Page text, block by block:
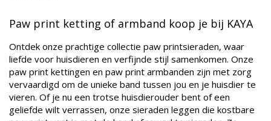
Paw print ketting of armband koop je bij KAYA
Ontdek onze prachtige collectie paw printsieraden, waar
liefde voor huisdieren en verfijnde stijl samenkomen. Onze
paw print kettingen en paw print armbanden zijn met zorg
vervaardigd om de unieke band tussen jou en je huisdier te
vieren. Of je nu een trotse huisdierouder bent of een
geliefde wilt verrassen, onze sieraden leggen die kostbare